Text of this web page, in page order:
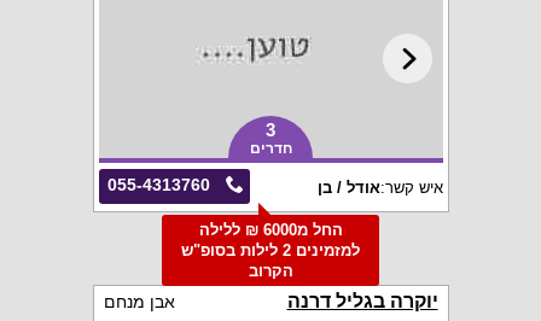
3
חדרים
055-4313760 איש קשר:אודל / בן
החל מ6000 ₪ ללילה
למזמינים 2 לילות בסופ"ש
הקרוב
יוקרה בגליל דרנה אבן מנחם